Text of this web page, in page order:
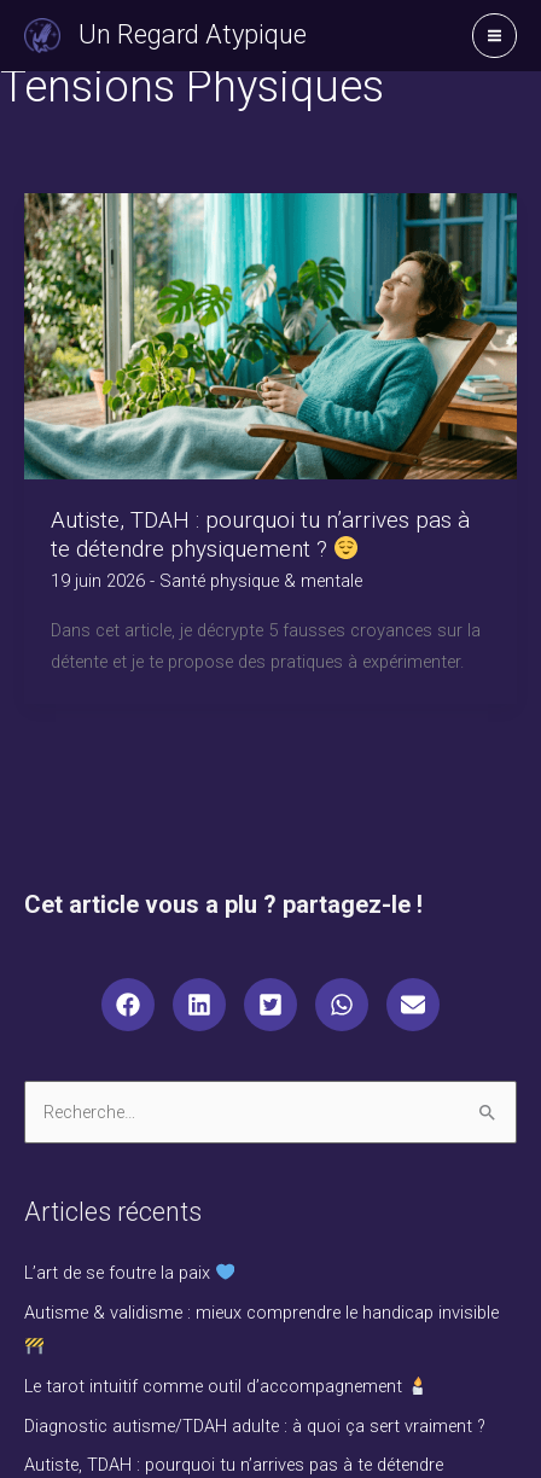
contenu
Un Regard Atypique
Tensions Physiques
Autiste, TDAH : pourquoi tu n’arrives pas à
te détendre physiquement ?
19 juin 2026 - Santé physique & mentale
Dans cet article, je décrypte 5 fausses croyances sur la
détente et je te propose des pratiques à expérimenter.
Cet article vous a plu ? partagez-le !
h
h
e
r
Articles récents
L’art de se foutre la paix
Autisme & validisme : mieux comprendre le handicap invisible
Le tarot intuitif comme outil d’accompagnement
Diagnostic autisme/TDAH adulte : à quoi ça sert vraiment ?
Autiste, TDAH : pourquoi tu n’arrives pas à te détendre